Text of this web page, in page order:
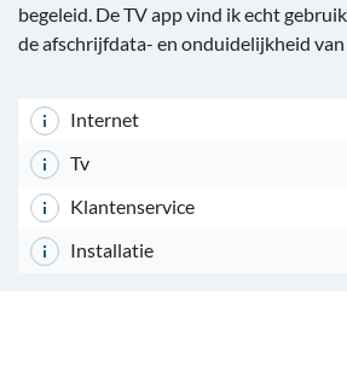
begeleid. De TV app vind ik echt
de afschrijfdata- en onduidelijkheid van
Internet
Tv
Klantenservice
Installatie